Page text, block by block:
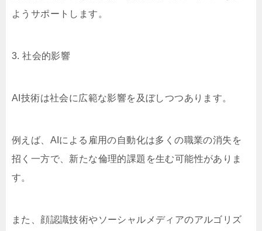
ようサポートします。
3. 社会的影響
AI技術は社会に広範な影響を及ぼしつつあります。
例えば、AIによる雇用の自動化は多くの職業の消失を
招く一方で、新たな倫理的課題を生む可能性がありま
す。
また、顔認識技術やソーシャルメディアのアルゴリズ